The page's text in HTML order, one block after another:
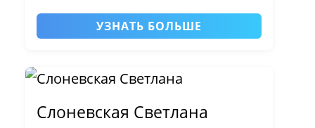
УЗНАТЬ БОЛЬШЕ
Слоневская Светлана